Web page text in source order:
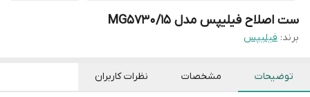
ست اصلاح فیلیپس مدل MG5730/15
برند: فیلیپس
توضیحات مشخصات نظرات کاربران